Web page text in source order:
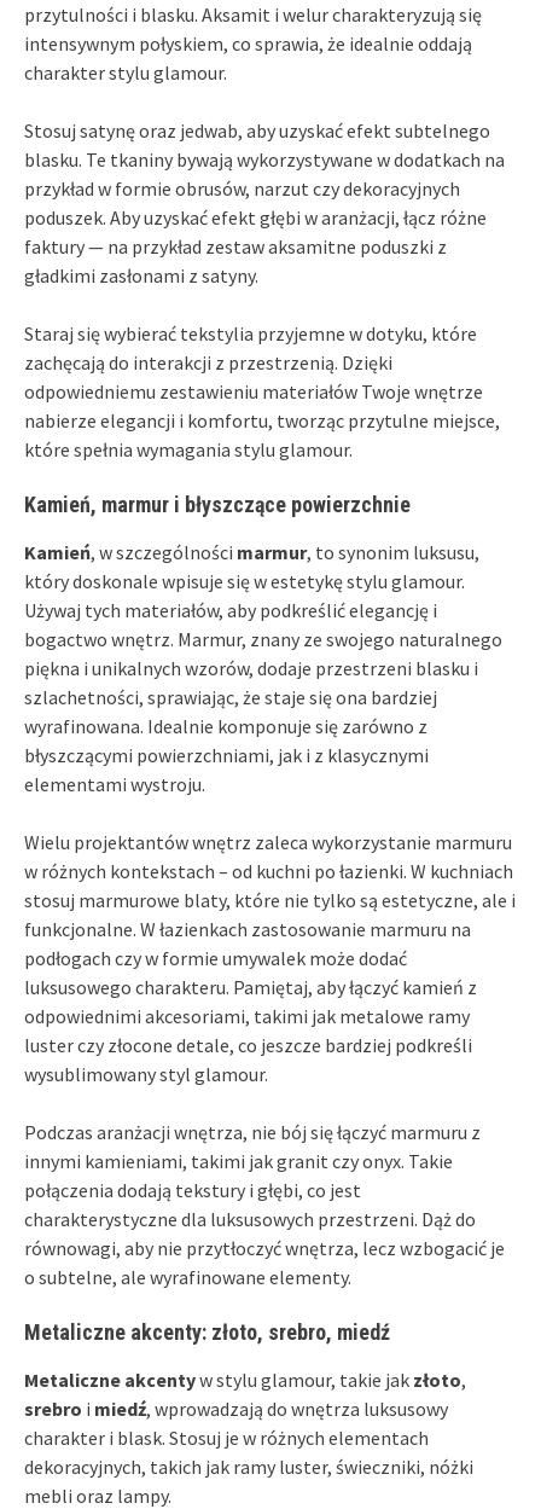
przytulności i blasku. Aksamit i welur charakteryzują się
intensywnym połyskiem, co sprawia, że idealnie oddają
charakter stylu glamour.
Stosuj satynę oraz jedwab, aby uzyskać efekt subtelnego
blasku. Te tkaniny bywają wykorzystywane w dodatkach na
przykład w formie obrusów, narzut czy dekoracyjnych
poduszek. Aby uzyskać efekt głębi w aranżacji, łącz różne
faktury — na przykład zestaw aksamitne poduszki z
gładkimi zasłonami z satyny.
Staraj się wybierać tekstylia przyjemne w dotyku, które
zachęcają do interakcji z przestrzenią. Dzięki
odpowiedniemu zestawieniu materiałów Twoje wnętrze
nabierze elegancji i komfortu, tworząc przytulne miejsce,
które spełnia wymagania stylu glamour.
Kamień, marmur i błyszczące powierzchnie
Kamień, w szczególności marmur, to synonim luksusu,
który doskonale wpisuje się w estetykę stylu glamour.
Używaj tych materiałów, aby podkreślić elegancję i
bogactwo wnętrz. Marmur, znany ze swojego naturalnego
piękna i unikalnych wzorów, dodaje przestrzeni blasku i
szlachetności, sprawiając, że staje się ona bardziej
wyrafinowana. Idealnie komponuje się zarówno z
błyszczącymi powierzchniami, jak i z klasycznymi
elementami wystroju.
Wielu projektantów wnętrz zaleca wykorzystanie marmuru
w różnych kontekstach – od kuchni po łazienki. W kuchniach
stosuj marmurowe blaty, które nie tylko są estetyczne, ale i
funkcjonalne. W łazienkach zastosowanie marmuru na
podłogach czy w formie umywalek może dodać
luksusowego charakteru. Pamiętaj, aby łączyć kamień z
odpowiednimi akcesoriami, takimi jak metalowe ramy
luster czy złocone detale, co jeszcze bardziej podkreśli
wysublimowany styl glamour.
Podczas aranżacji wnętrza, nie bój się łączyć marmuru z
innymi kamieniami, takimi jak granit czy onyx. Takie
połączenia dodają tekstury i głębi, co jest
charakterystyczne dla luksusowych przestrzeni. Dąż do
równowagi, aby nie przytłoczyć wnętrza, lecz wzbogacić je
o subtelne, ale wyrafinowane elementy.
Metaliczne akcenty: złoto, srebro, miedź
Metaliczne akcentyw stylu glamour, takie jak złoto,
srebro i miedź, wprowadzają do wnętrza luksusowy
charakter i blask. Stosuj je w różnych elementach
dekoracyjnych, takich jak ramy luster, świeczniki, nóżki
mebli oraz lampy.